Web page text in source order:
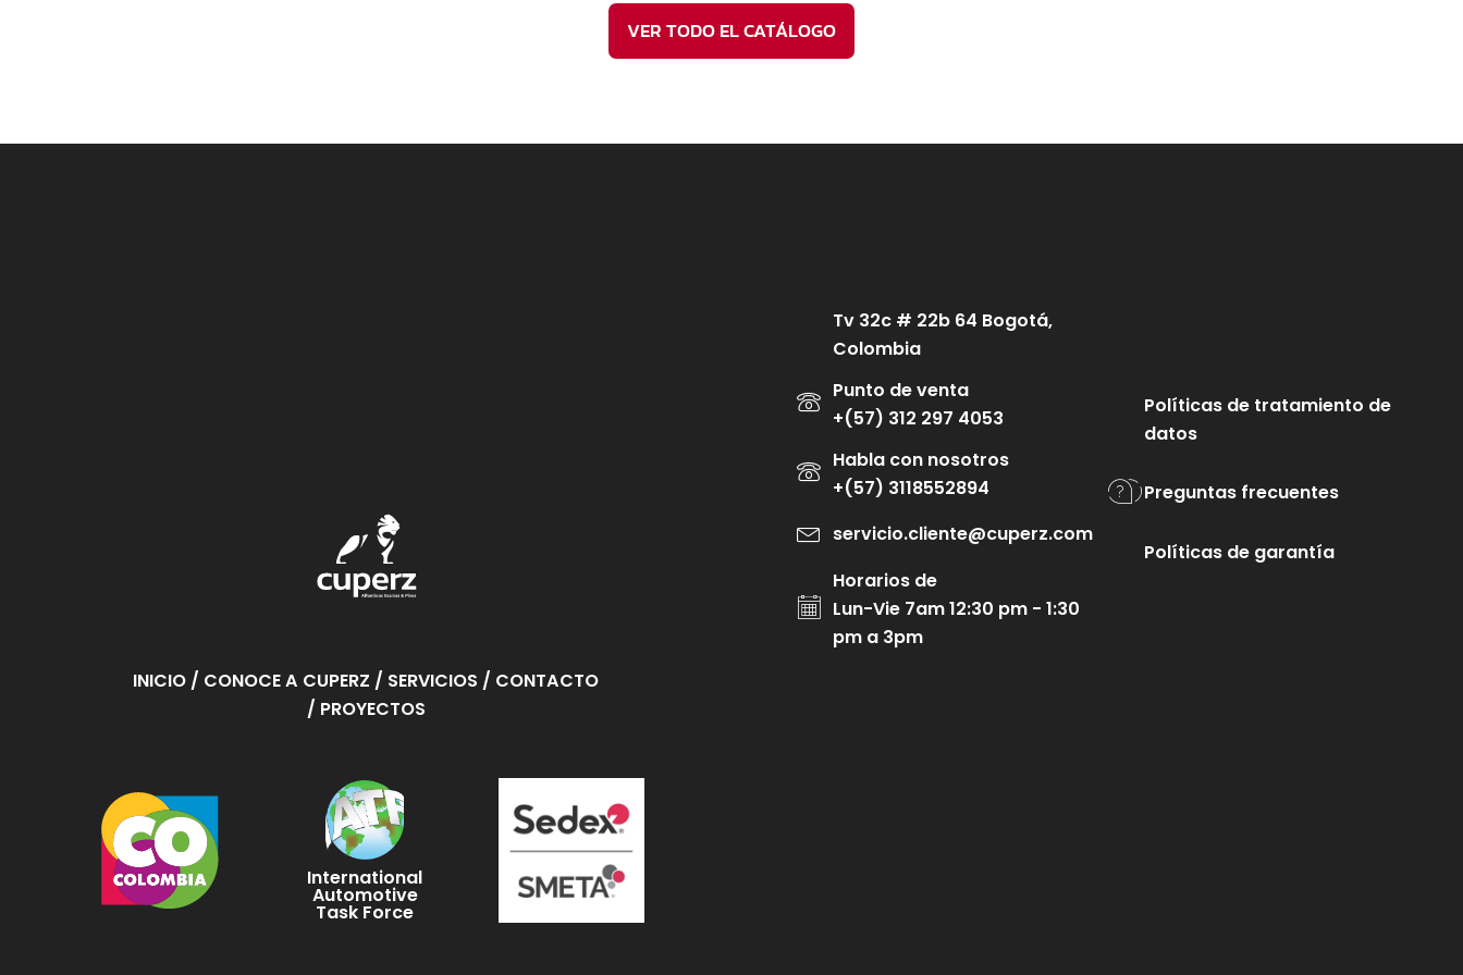
VER TODO EL CATÁLOGO
INICIO / CONOCE A CUPERZ / SERVICIOS / CONTACTO
/ PROYECTOS
International
Automotive
Task Force
Tv 32c # 22b 64 Bogotá,
Colombia
Punto de venta
+(57) 312 297 4053
Habla con nosotros
+(57) 3118552894
servicio.cliente@cuperz.com
Horarios de
Lun-Vie 7am 12:30 pm - 1:30
pm a 3pm
Políticas de tratamiento de
datos
Preguntas frecuentes
Políticas de garantía